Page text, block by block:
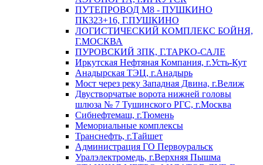
ПУТЕПРОВОД М8 - ПУШКИНО
ПК323+16, Г.ПУШКИНО
ЛОГИСТИЧЕСКИЙ КОМПЛЕКС БОЙНЯ,
Г.МОСКВА
ПУРОВСКИЙ ЗПК, Г.ТАРКО-САЛЕ
Иркутская Нефтяная Компания, г.Усть-Кут
Анадырская ТЭЦ, г.Анадырь
Мост через реку Западная Двина, г.Велиж
Двустворчатые ворота нижней головы
шлюза № 7 Тушинского РГС, г.Москва
Сибнефтемаш, г.Тюмень
Мемориальные комплексы
Транснефть, г.Тайшет
Администрация ГО Первоуральск
Уралэлектромедь, г.Верхняя Пышма